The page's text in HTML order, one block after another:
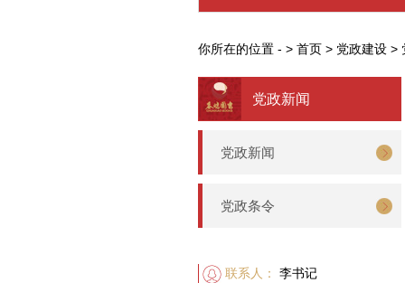
你所在的位置 - > 首页 > 党政建设 >
党政新闻
党政新闻
党政条令
联系人： 李书记